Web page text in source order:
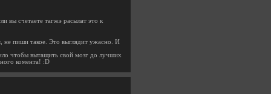
вы счетаете тагжэ расылат это к
не пиши такое. Это выглядит ужасно. И
чтобы вытащить свой мозг до лучших
комента! :D